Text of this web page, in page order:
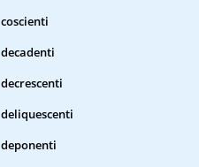
coscienti
decadenti
decrescenti
deliquescenti
deponenti